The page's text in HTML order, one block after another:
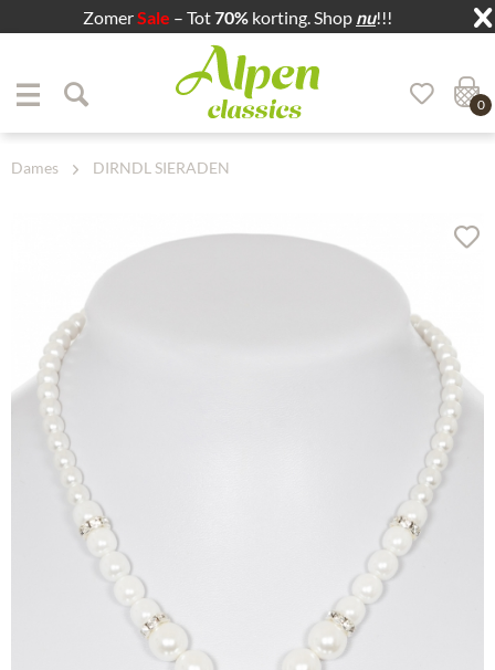
ZomerSale – Tot70% korting. Shop nu!!!
Zum Hauptbereich springen
0
Dames DIRNDL SIERADEN